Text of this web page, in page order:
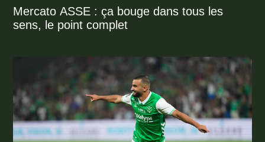
Mercato ASSE : ça bouge dans tous les
sens, le point complet